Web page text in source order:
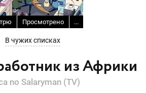
из Африки
Просмотрено ...
В чужих списках
no Salaryman (TV)